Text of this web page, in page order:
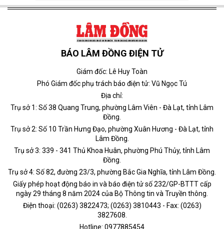
BÁO LÂM ĐỒNG ĐIỆN TỬ
Giám đốc: Lê Huy Toàn
Phó Giám đốc phụ trách báo điện tử: Vũ Ngọc Tú
Địa chỉ:
Trụ sở 1: Số 38 Quang Trung, phường Lâm Viên - Đà Lạt, tỉnh Lâm
Đồng.
Trụ sở 2: Số 10 Trần Hưng Đạo, phường Xuân Hương - Đà Lạt, tỉnh
Lâm Đồng.
Trụ sở 3: 339 - 341 Thủ Khoa Huân, phường Phú Thủy, tỉnh Lâm
Đồng.
Trụ sở 4: Số 82, đường 23/3, phường Bắc Gia Nghĩa, tỉnh Lâm Đồng.
Giấy phép hoạt động báo in và báo điện tử số 232/GP-BTTT cấp
ngày 29 tháng 8 năm 2024 của Bộ Thông tin và Truyền thông.
Điện thoại: (0263) 3822473; (0263) 3810443 - Fax: (0263)
3827608.
Hotline: 0977885454